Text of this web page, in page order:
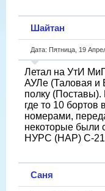
Шайтан
Дата: Пятница, 19
Летал на УтИ
АУЛе (Таловая и
полку
где то 10
номерами,
некоторые были
НУРС (НАР) С-
Саня